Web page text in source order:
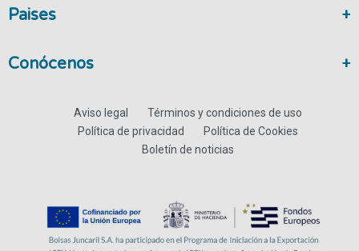
Paises
Conócenos
Aviso legal
Términos y condiciones de uso
Política de privacidad
Política de Cookies
Boletín de noticias